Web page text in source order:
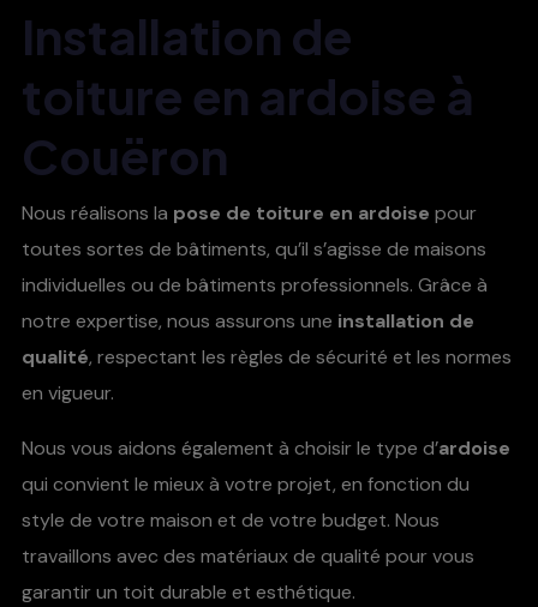
Installation de
toiture en ardoise à
Couëron
Nous réalisons la pose de toiture en ardoise pour
toutes sortes de bâtiments, qu’il s’agisse de maisons
individuelles ou de bâtiments professionnels. Grâce à
notre expertise, nous assurons une installation de
qualité, respectant les règles de sécurité et les normes
en vigueur.
Nous vous aidons également à choisir le type d’ardoise
qui convient le mieux à votre projet, en fonction du
style de votre maison et de votre budget. Nous
travaillons avec des matériaux de qualité pour vous
garantir un toit durable et esthétique.